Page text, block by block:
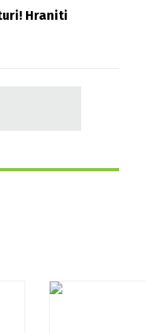
Hraniti